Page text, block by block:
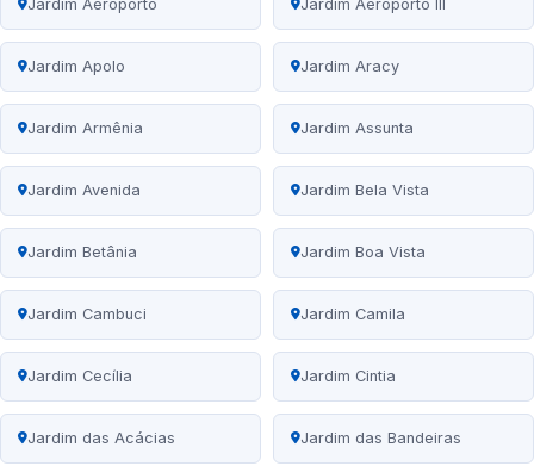
Jardim Aeroporto Jardim Aeroporto III
Jardim Apolo Jardim Aracy
Jardim Armênia Jardim Assunta
Jardim Avenida Jardim Bela Vista
Jardim Betânia Jardim Boa Vista
Jardim Cambuci Jardim Camila
Jardim Cecília Jardim Cintia
Jardim das Acácias Jardim das Bandeiras